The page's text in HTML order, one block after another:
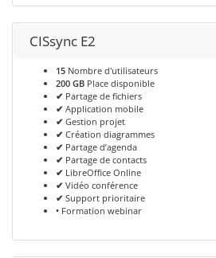
CISsync E2
15 Nombre d'utilisateurs
200 GB Place disponible
✔ Partage de fichiers
✔ Application mobile
✔ Gestion projet
✔ Création diagrammes
✔ Partage d’agenda
✔ Partage de contacts
✔ LibreOffice Online
✔ Vidéo conférence
✔ Support prioritaire
• Formation webinar